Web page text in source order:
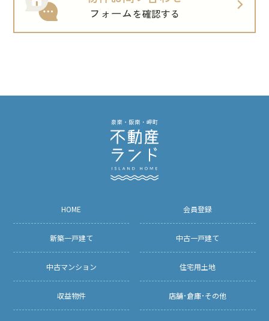
HOME 会員登録
新築一戸建て 中古一戸建て
中古マンション 住宅用土地
収益物件 店舗･倉庫･その他